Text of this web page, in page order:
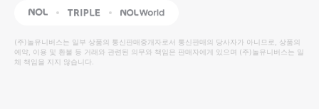
NOL Triple Interpark Global
(주)놀유니버스는 일부 상품의 통신판매중개자로서 통신판매의 당사자가 아니므로, 상품의
예약, 이용 및 환불 등 거래와 관련된 의무와 책임은 판매자에게 있으며 (주)놀유니버스는 일
체 책임을 지지 않습니다.